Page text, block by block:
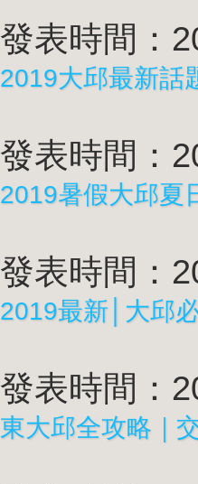
發表時間：
2019大邱最新話
發表時間：
2019暑假大邱夏
發表時間：
2019最新│大邱
發表時間：
東大邱全攻略｜